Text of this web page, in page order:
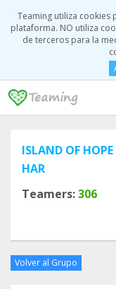
Teaming utiliza
plataforma. NO utiliza
de terceros para la
ISLAND OF
HAR
Teamers:306
Volver al Grupo